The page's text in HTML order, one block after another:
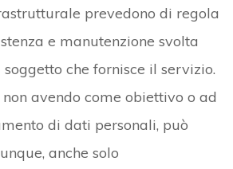
prevedono di regola
e manutenzione svolta
che fornisce il servizio.
avendo come obiettivo o ad
di dati personali, può
anche solo